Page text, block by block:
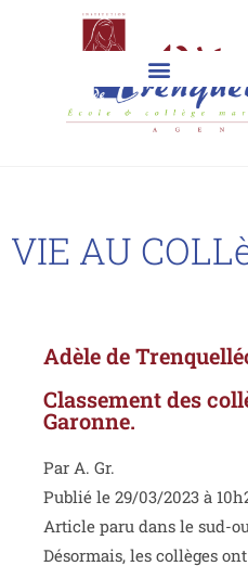
VIE AU
Adèle de
Classement des
Garonne.
Par A. Gr.
Publié le 29/03/2023 à
Article paru dans le sud-
Désormais, les collèges